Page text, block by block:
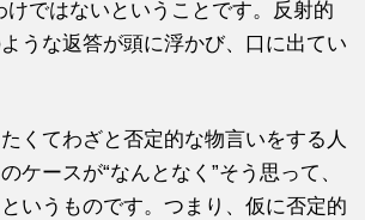
けではないということです。反射的
うな返答が頭に浮かび、口に出てい
くてわざと否定的な物言いをする人
ケースが“なんとなく”そう思って、
いうものです。つまり、仮に否定的